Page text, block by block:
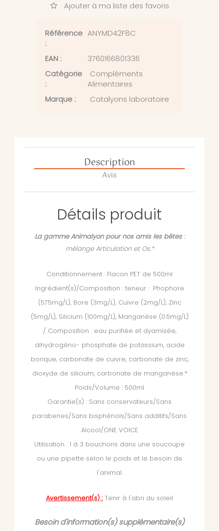
Ajouter à ma liste des favoris
Référence
:
ANYMD42F8C
EAN :
3760166801336
Catégorie
:
Compléments
Alimentaires
Marque :
Catalyons laboratoire
Description
Avis
Détails produit
La gamme Animalyon pour nos amis les bêtes:
mélange Articulation et Os.*
Conditionnement : Flacon PET de 500ml
Ingrédient(s)/Composition : teneur : Phophore
(575mg/L), Bore (3mg/L), Cuivre (2mg/L), Zinc
(5mg/L), Silicium (100mg/L), Manganèse (0.5mg/L)
/ Composition : eau purifiée et dyamisée,
dihydrogéno- phosphate de potassium, acide
borique, carbonate de cuivre, carbonate de zinc,
dioxyde de silicium, carbonate de manganèse.*
Poids/Volume : 500ml
Garantie(s) : Sans conservateurs/Sans
parabenes/Sans bisphénols/Sans additifs/Sans
Alcool/ONE VOICE
Utilisation : 1 à 3 bouchons dans une soucoupe
ou une pipette selon le poids et le besoin de
l'animal.
Avertissement(s) :Tenir à l'abri du soleil
Besoin d'information(s) supplémentaire(s)